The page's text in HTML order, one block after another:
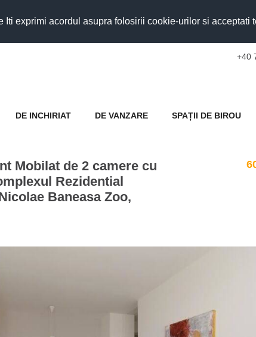
Iti exprimi acordul asupra folosirii cookie-urilor si acceptati
+40
DE INCHIRIAT DE VANZARE SPAȚII DE BIROU
Mobilat de 2 camere cu
Rezidential
Baneasa Zoo,